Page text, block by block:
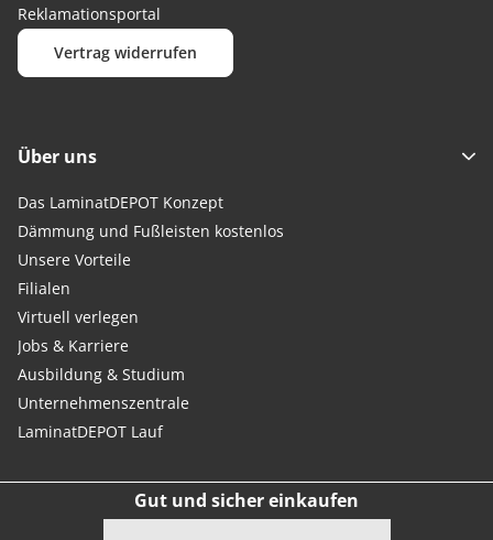
Reklamationsportal
Vertrag widerrufen
Über uns
Das LaminatDEPOT Konzept
Dämmung und Fußleisten kostenlos
Unsere Vorteile
Filialen
Virtuell verlegen
Jobs & Karriere
Ausbildung & Studium
Unternehmenszentrale
LaminatDEPOT Lauf
Gut und sicher einkaufen